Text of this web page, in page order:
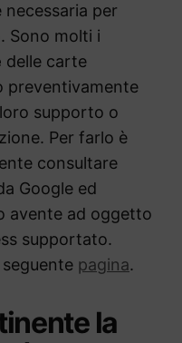
per
Sono molti i
delle carte
preventivamente
supporto o
Per farlo è
consultare
Google ed
avente ad oggetto
supportato.
seguente pagina.
la